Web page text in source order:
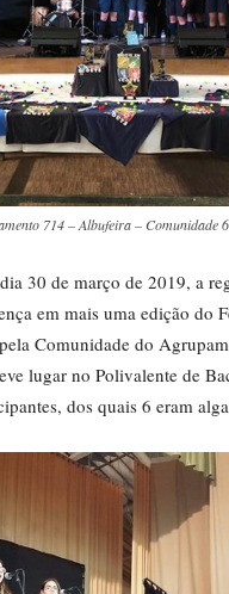
714 – Albufeira – Comunidade 6
30 de março de 2019, a
em mais uma edição do
Comunidade do
lugar no Polivalente de
dos quais 6 eram